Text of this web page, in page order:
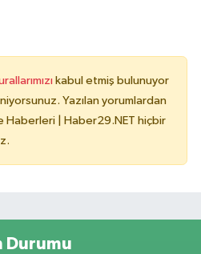
kabul etmiş bulunuyor
Yazılan yorumlardan
Haberleri | Haber29.NET hiçbir
Durumu